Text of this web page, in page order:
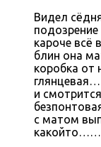
Видел
кароче всё
блин она
коробка от
глянцевая…
и
с матом